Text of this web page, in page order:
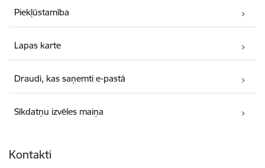
Piekļūstamība
Lapas karte
Draudi, kas saņemti e-pastā
Sīkdatņu izvēles maiņa
Kontakti